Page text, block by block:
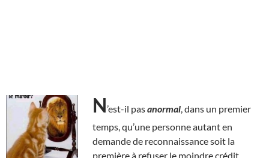
N’est-il pasanormal , dans un premier
temps, qu’une personne autant en
demande de reconnaissance soit la
première à refuser le moindre crédit